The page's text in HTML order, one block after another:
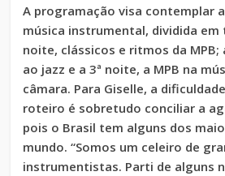
A programação visa contemplar
música instrumental, dividida em
noite, clássicos e ritmos da MPB;
ao jazz e a 3ª noite, a MPB na
câmara. Para Giselle, a
roteiro é sobretudo conciliar a
pois o Brasil tem alguns dos
mundo. “Somos um celeiro de
instrumentistas. Parti de alguns